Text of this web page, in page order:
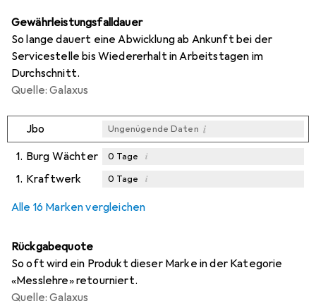
Gewährleistungsfalldauer
So lange dauert eine Abwicklung ab Ankunft bei der
Servicestelle bis Wiedererhalt in Arbeitstagen im
Durchschnitt.
Quelle: Galaxus
Jbo Ungenügende Daten i
1. Burg Wächter 0 Tage i
1. Kraftwerk 0 Tage i
Alle 16 Marken vergleichen
Rückgabequote
So oft wird ein Produkt dieser Marke in der Kategorie
«Messlehre» retourniert.
Quelle: Galaxus